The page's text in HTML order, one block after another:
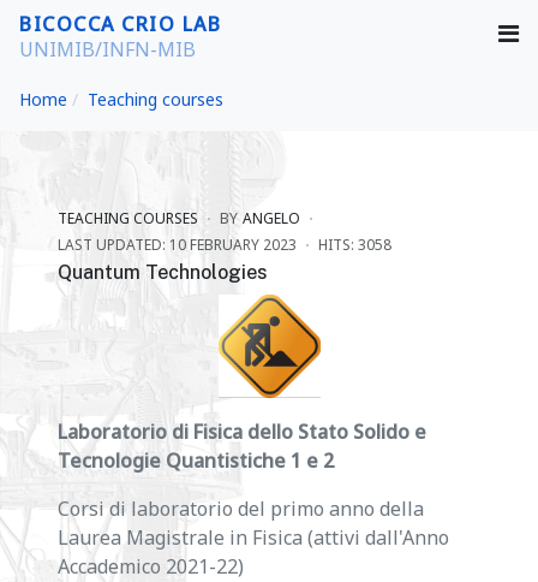
BICOCCA CRIO LAB
UNIMIB/INFN-MIB
Home Teaching courses
TEACHING COURSES BY ANGELO
LAST UPDATED: 10 FEBRUARY 2023
HITS: 3058
Quantum Technologies
Laboratorio di Fisica dello Stato Solido e
Tecnologie Quantistiche 1 e 2
Corsi di laboratorio del primo anno della
Laurea Magistrale in Fisica (attivi dall'Anno
Accademico 2021-22)